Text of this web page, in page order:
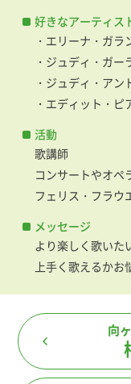
好きなアーティス
・エリーナ・ガラ
・ジュディ・ガー
・ジュディ・アン
・エディット・ピ
活動
歌講師
コンサートやオペ
フェリス・フラウ
メッセージ
より楽しく歌いた
上手く歌えるかお
向